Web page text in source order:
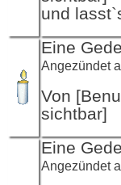
und
Eine
Angezündet
Von
sichtbar]
Eine
Angezündet